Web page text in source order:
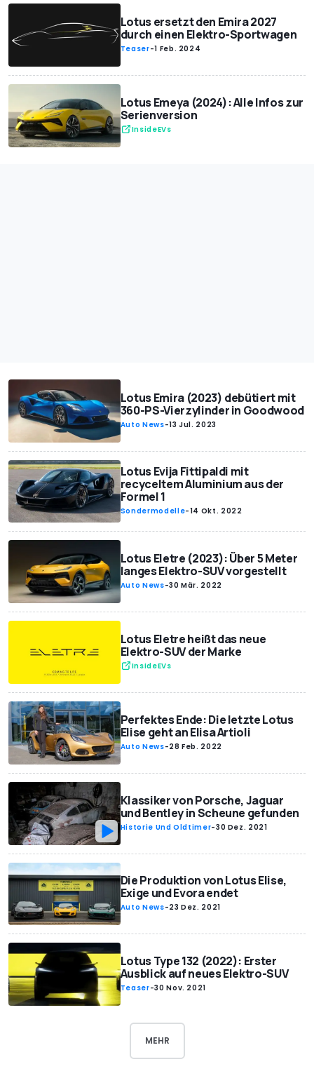
Lotus ersetzt den Emira 2027
durch einen Elektro-Sportwagen
Teaser-1 Feb. 2024
Lotus Emeya (2024): Alle Infos zur
Serienversion
InsideEVs
Lotus Emira (2023) debütiert mit
360-PS-Vierzylinder in Goodwood
Auto News-13 Jul. 2023
Lotus Evija Fittipaldi mit
recyceltem Aluminium aus der
Formel 1
Sondermodelle-14 Okt. 2022
Lotus Eletre (2023): Über 5 Meter
langes Elektro-SUV vorgestellt
Auto News-30 Mär. 2022
Lotus Eletre heißt das neue
Elektro-SUV der Marke
InsideEVs
Perfektes Ende: Die letzte Lotus
Elise geht an Elisa Artioli
Auto News-28 Feb. 2022
Klassiker von Porsche, Jaguar
und Bentley in Scheune gefunden
Historie Und Oldtimer-30 Dez. 2021
Die Produktion von Lotus Elise,
Exige und Evora endet
Auto News-23 Dez. 2021
Lotus Type 132 (2022): Erster
Ausblick auf neues Elektro-SUV
Teaser-30 Nov. 2021
MEHR